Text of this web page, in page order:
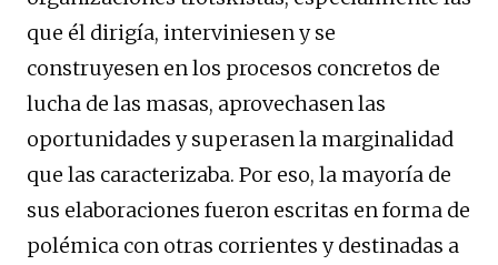
que él dirigía, interviniesen y se
construyesen en los procesos concretos de
lucha de las masas, aprovechasen las
oportunidades y superasen la marginalidad
que las caracterizaba. Por eso, la mayoría de
sus elaboraciones fueron escritas en forma de
polémica con otras corrientes y destinadas a